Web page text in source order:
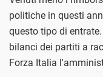
politiche in questi
questo tipo di
bilanci dei partiti a
Forza Italia